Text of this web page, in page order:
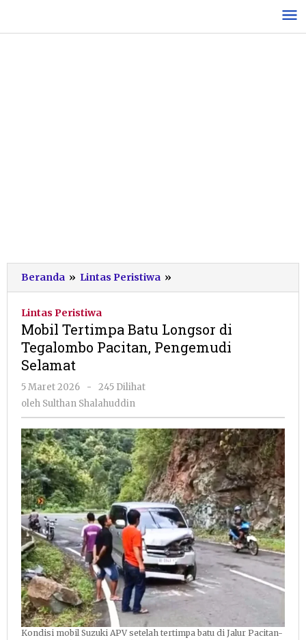
konten
Beranda » Lintas Peristiwa »
Tertimpa
di
Tegalombo
Lintas Peristiwa
Mobil Tertimpa Batu Longsor di
Tegalombo Pacitan, Pengemudi
Selamat
5 Maret 2026
oleh
Sulthan
-
245 Dilihat
oleh Sulthan Shalahuddin
Kondisi mobil Suzuki APV setelah tertimpa batu di Jalur Pacitan-